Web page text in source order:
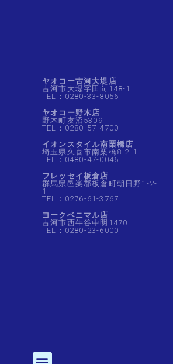
ヤオコー古河大堤店
古河市大堤字田向148-1
TEL：0280-33-8056
ヤオコー野木店
野木町友沼5309
TEL：0280-57-4700
イオンスタイル南栗橋店
埼玉県久喜市南栗橋8-2-1
TEL：0480-47-0046
フレッセイ板倉店
群馬県邑楽郡板倉町朝日野1-2-
1
TEL：0276-61-3767
ヨークベニマル店
古河市西牛谷中明1470
TEL：0280-23-6000